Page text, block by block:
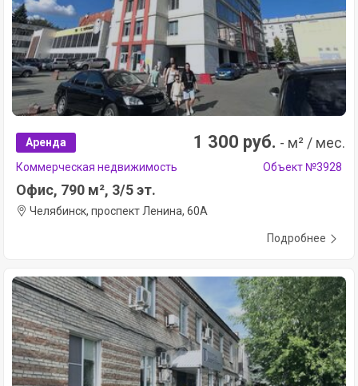
Аренда 1 300 руб. - м² / мес.
Коммерческая недвижимость Объект №3928
Офис, 790 м², 3/5 эт.
Челябинск, проспект Ленина, 60А
Подробнее